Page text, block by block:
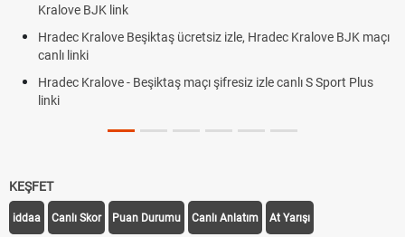
Kralove BJK link
Hradec Kralove Beşiktaş ücretsiz izle, Hradec Kralove BJK maçı
canlı linki
Hradec Kralove - Beşiktaş maçı şifresiz izle canlı S Sport Plus
linki
KEŞFET
iddaa Canlı Skor Puan Durumu Canlı Anlatım At Yarışı